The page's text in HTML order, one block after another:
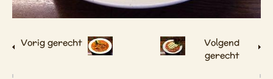
Vorig gerecht
Volgend
gerecht